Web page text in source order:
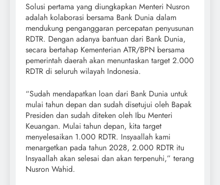
Solusi pertama yang diungkapkan Menteri Nusron
adalah kolaborasi bersama Bank Dunia dalam
mendukung penganggaran percepatan penyusunan
RDTR. Dengan adanya bantuan dari Bank Dunia,
secara bertahap Kementerian ATR/BPN bersama
pemerintah daerah akan menuntaskan target 2.000
RDTR di seluruh wilayah Indonesia.
“Sudah mendapatkan loan dari Bank Dunia untuk
mulai tahun depan dan sudah disetujui oleh Bapak
Presiden dan sudah diteken oleh Ibu Menteri
Keuangan. Mulai tahun depan, kita target
menyelesaikan 1.000 RDTR. Insyaallah kami
menargetkan pada tahun 2028, 2.000 RDTR itu
Insyaallah akan selesai dan akan terpenuhi,” terang
Nusron Wahid.